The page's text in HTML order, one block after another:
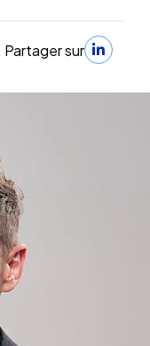
Partager sur